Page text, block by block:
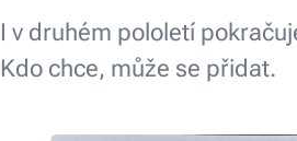
I v druhém pololetí
Kdo chce, může se přidat. 😉